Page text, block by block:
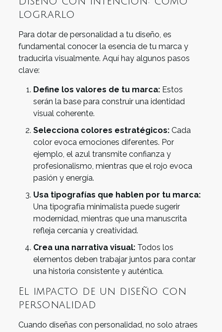
lograrlo
Para dotar de personalidad a tu diseño, es
fundamental conocer la esencia de tu marca y
traducirla visualmente. Aquí hay algunos pasos
clave:
Define los valores de tu marca:Estos
serán la base para construir una identidad
visual coherente.
Selecciona colores estratégicos:Cada
color evoca emociones diferentes. Por
ejemplo, el azul transmite confianza y
profesionalismo, mientras que el rojo evoca
pasión y energía.
Usa tipografías que hablen por tu marca:
Una tipografía minimalista puede sugerir
modernidad, mientras que una manuscrita
refleja cercanía y creatividad.
Crea una narrativa visual:Todos los
elementos deben trabajar juntos para contar
una historia consistente y auténtica.
El impacto de un diseño con
personalidad
Cuando diseñas con personalidad, no solo atraes